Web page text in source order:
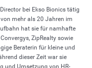
bei Ekso Bionics tätig
mehr als 20 Jahren im
hat sie für namhafte
ZipRealty sowie
Beraterin für kleine und
dieser Zeit war sie
und Umsetzung von HR-